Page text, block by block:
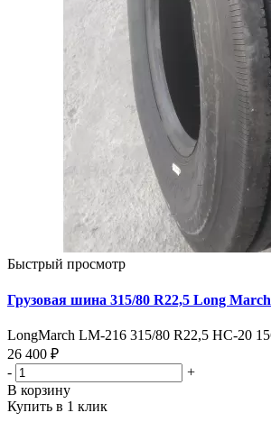
Быстрый просмотр
Грузовая шина 315/80 R22,5 Long
LongMarch LM-216 315/80 R22,5 НС-20
26 400 ₽
-
+
В корзину
Купить в 1 клик